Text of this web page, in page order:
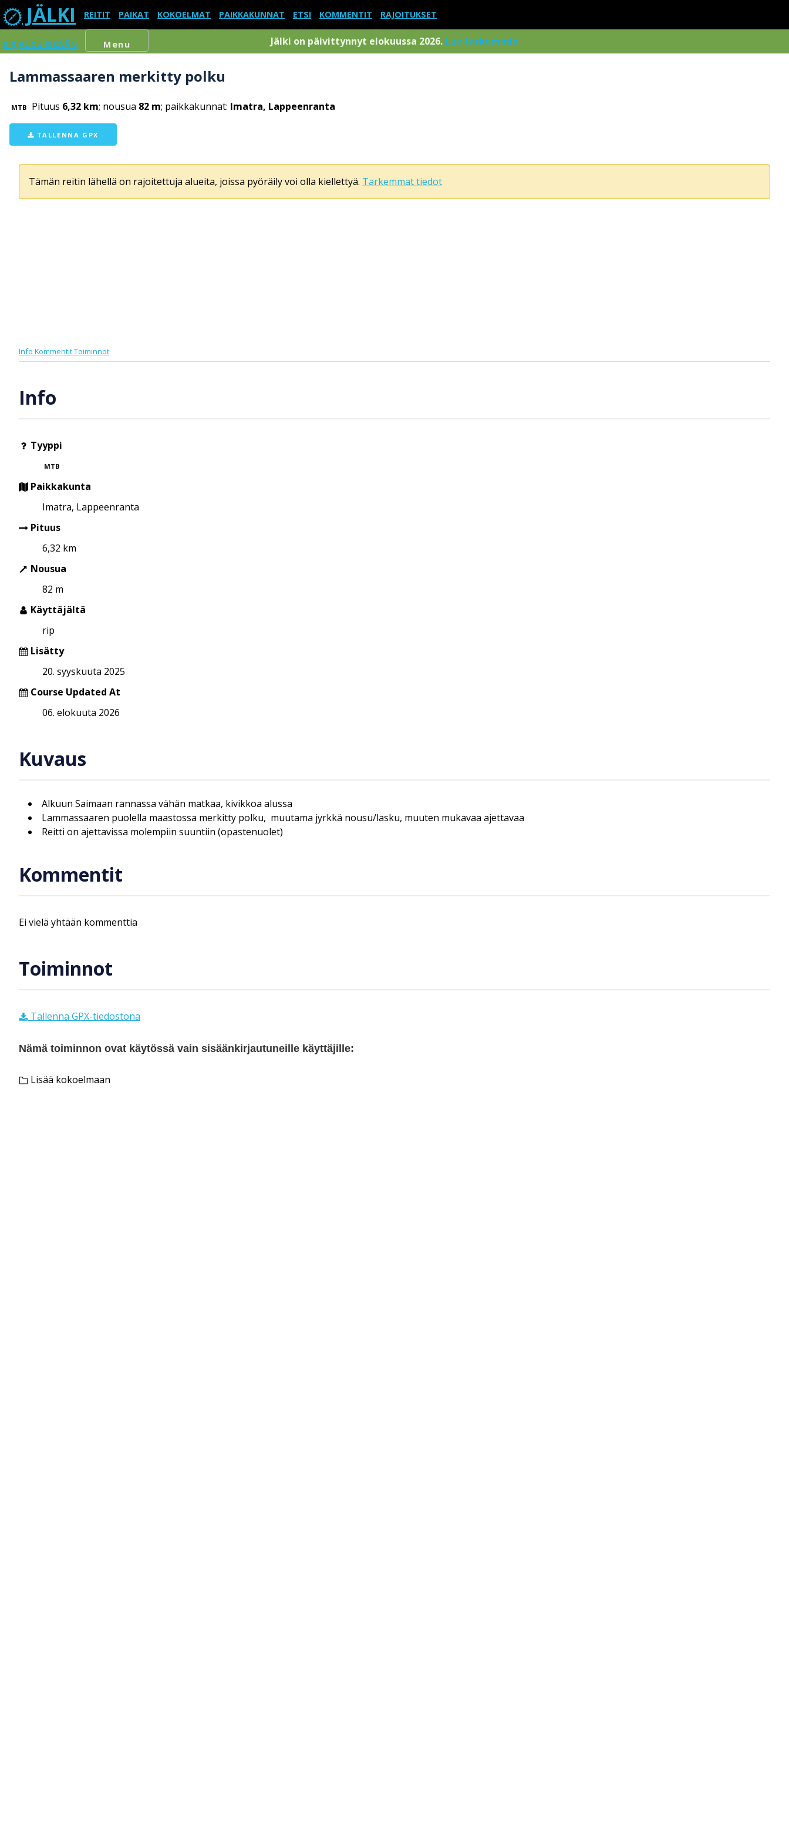
JÄLKI REITIT PAIKAT KOKOELMAT PAIKKAKUNNAT ETSI KOMMENTIT RAJOITUKSET
KIRJAUDU SISÄÄN Menu Jälki on päivittynnyt elokuussa 2026. Lue tarkemmin
Lammassaaren merkitty polku
MTB Pituus 6,32 km; nousua 82 m; paikkakunnat: Imatra, Lappeenranta
TALLENNA GPX
Tämän reitin lähellä on rajoitettuja alueita, joissa pyöräily voi olla kiellettyä. Tarkemmat tiedot
Info KommentitToiminnot
Info
Tyyppi
MTB
Paikkakunta
Imatra, Lappeenranta
Pituus
6,32 km
Nousua
82 m
Käyttäjältä
rip
Lisätty
20. syyskuuta 2025
Course Updated At
06. elokuuta 2026
Kuvaus
Alkuun Saimaan rannassa vähän matkaa, kivikkoa alussa
Lammassaaren puolella maastossa merkitty polku, muutama jyrkkä nousu/lasku, muuten mukavaa ajettavaa
Reitti on ajettavissa molempiin suuntiin (opastenuolet)
Kommentit
Ei vielä yhtään kommenttia
Toiminnot
Tallenna GPX-tiedostona
Nämä toiminnon ovat käytössä vain sisäänkirjautuneille käyttäjille:
Lisää kokoelmaan